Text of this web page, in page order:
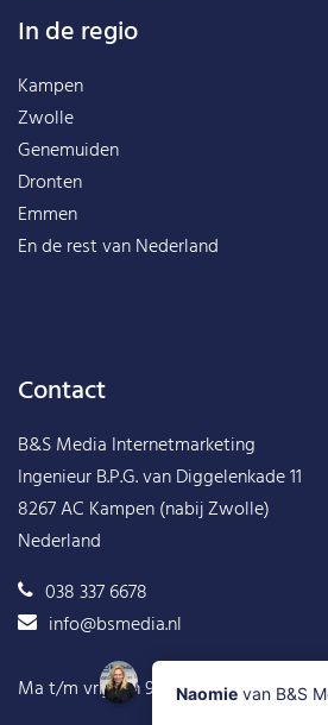
In de regio
Kampen
Zwolle
Genemuiden
Dronten
Emmen
En de rest vanNederland
Contact
B&S Media Internetmarketing
Ingenieur B.P.G. van Diggelenkade 11
8267 AC Kampen (nabij Zwolle)
Nederland
038 337 6678
info@bsmedia.nl
Ma t/m vrij van 9.00 tot 17.00 geopend